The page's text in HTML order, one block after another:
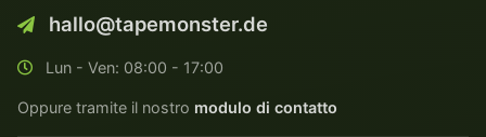
hallo@tapemonster.de
Lun - Ven: 08:00 - 17:00
Oppure tramite il nostro modulo di contatto